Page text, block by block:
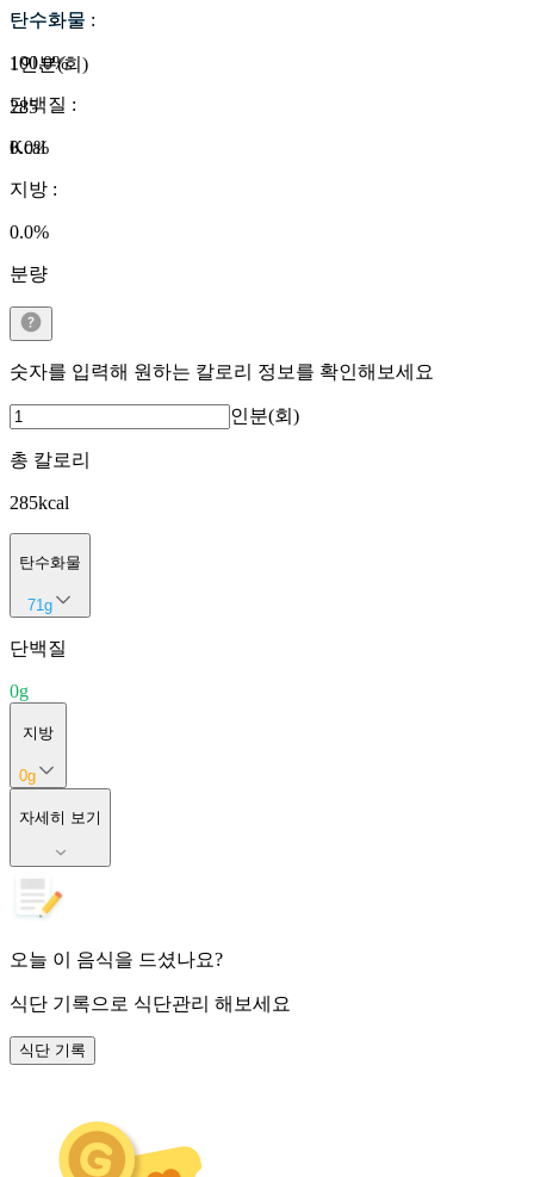
탄수화물
1인분(회)
285
Kcal
탄수화물 :
100.0%
단백질 :
0.0%
지방 :
0.0%
분량
숫자를 입력해 원하는 칼로리 정보를 확인해보세요
인분(회)
총 칼로리
285kcal
탄수화물
71g
단백질
0g
지방
0g
자세히 보기
오늘 이 음식을 드셨나요?
식단 기록으로 식단관리 해보세요
식단 기록